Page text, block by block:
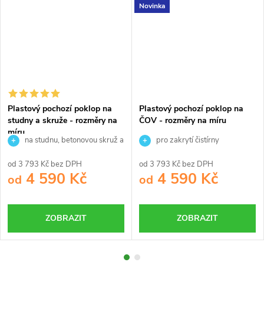
Plastový pochozí poklop na
studny a skruže - rozměry na
míru
na studnu, betonovou skruž a
od 3 793 Kč bez DPH
od 4 590 Kč
ZOBRAZIT
Novinka
Plastový pochozí poklop na
ČOV - rozměry na míru
pro zakrytí čistírny
od 3 793 Kč bez DPH
od 4 590 Kč
ZOBRAZIT